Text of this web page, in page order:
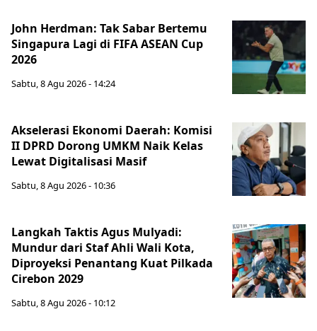
John Herdman: Tak Sabar Bertemu
Singapura Lagi di FIFA ASEAN Cup
2026
Sabtu, 8 Agu 2026 - 14:24
Akselerasi Ekonomi Daerah: Komisi
II DPRD Dorong UMKM Naik Kelas
Lewat Digitalisasi Masif
Sabtu, 8 Agu 2026 - 10:36
Langkah Taktis Agus Mulyadi:
Mundur dari Staf Ahli Wali Kota,
Diproyeksi Penantang Kuat Pilkada
Cirebon 2029
Sabtu, 8 Agu 2026 - 10:12